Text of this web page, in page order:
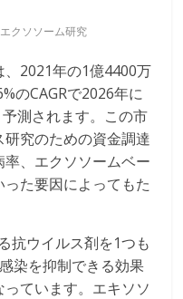
エクソソーム研究
2021年の1億4400万
のCAGRで2026年に
測されます。この市
究のための資金調達
、エクソソームベー
た要因によってもた
抗ウイルス剤を1つも
染を抑制できる効果
ています。エキソソ